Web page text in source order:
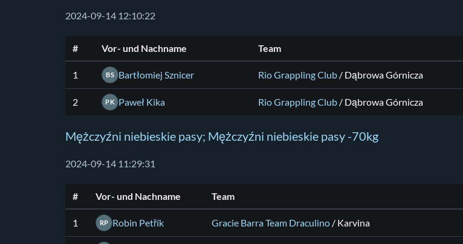
2024-09-14 12:10:22
# Vor- und Nachname Team
1 BS Bartłomiej Sznicer Rio Grappling Club / Dąbrowa Górnicza
2 PK Paweł Kika Rio Grappling Club / Dąbrowa Górnicza
Mężczyźni niebieskie pasy; Mężczyźni niebieskie pasy -70kg
2024-09-14 11:29:31
# Vor- und Nachname Team
1 RP Robin Petřík Gracie Barra Team Draculino / Karvina